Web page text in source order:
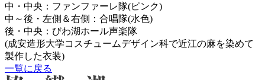
中・中央：ファンファーレ隊(ピンク)
中～後・左側＆右側：合唱隊(水色)
後・中央：びわ湖ホール声楽隊
(成安造形大学コスチュームデザイン科で近江の麻を染めて
製作した衣装)
一覧に戻る